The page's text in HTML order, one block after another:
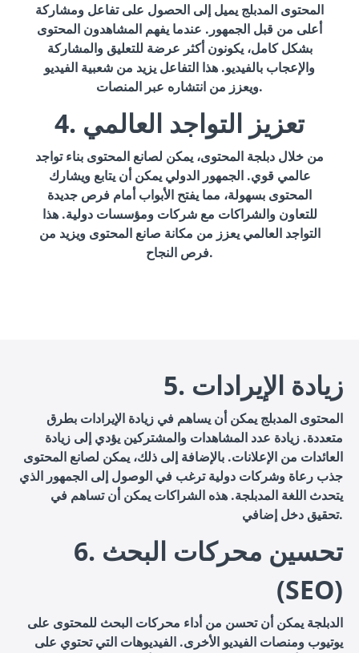
المحتوى المدبلج يميل إلى الحصول على تفاعل ومشاركة
أعلى من قبل الجمهور. عندما يفهم المشاهدون المحتوى
بشكل كامل، يكونون أكثر عرضة للتعليق والمشاركة
والإعجاب بالفيديو. هذا التفاعل يزيد من شعبية الفيديو
ويعزز من انتشاره عبر المنصات.
4. تعزيز التواجد العالمي
من خلال دبلجة المحتوى، يمكن لصانع المحتوى بناء تواجد
عالمي قوي. الجمهور الدولي يمكن أن يتابع ويشارك
المحتوى بسهولة، مما يفتح الأبواب أمام فرص جديدة
للتعاون والشراكات مع شركات ومؤسسات دولية. هذا
التواجد العالمي يعزز من مكانة صانع المحتوى ويزيد من
فرص النجاح.
5. زيادة الإيرادات
المحتوى المدبلج يمكن أن يساهم في زيادة الإيرادات بطرق
متعددة. زيادة عدد المشاهدات والمشتركين يؤدي إلى زيادة
العائدات من الإعلانات. بالإضافة إلى ذلك، يمكن لصانع المحتوى
جذب رعاة وشركات دولية ترغب في الوصول إلى الجمهور الذي
يتحدث اللغة المدبلجة. هذه الشراكات يمكن أن تساهم في
تحقيق دخل إضافي.
6. تحسين محركات البحث
(SEO)
الدبلجة يمكن أن تحسن من أداء محركات البحث للمحتوى على
يوتيوب ومنصات الفيديو الأخرى. الفيديوهات التي تحتوي على